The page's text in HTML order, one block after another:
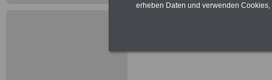
erheben Daten und verwenden